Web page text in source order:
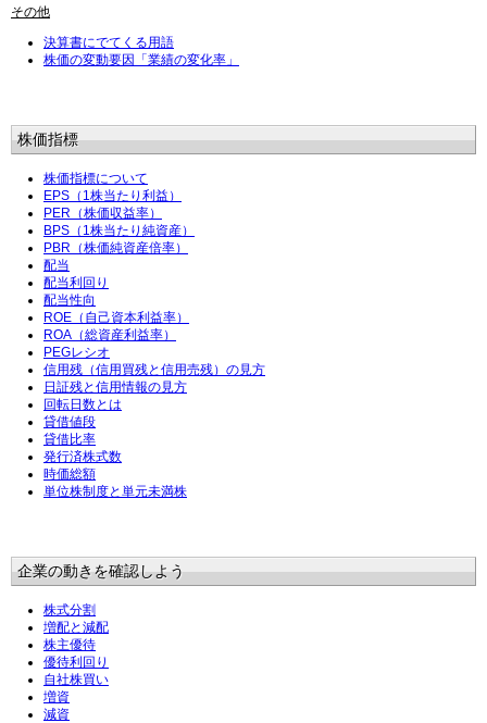
その他
決算書にでてくる用語
株価の変動要因「業績の変化率」
株価指標
株価指標について
EPS（1株当たり利益）
PER（株価収益率）
BPS（1株当たり純資産）
PBR（株価純資産倍率）
配当
配当利回り
配当性向
ROE（自己資本利益率）
ROA（総資産利益率）
PEGレシオ
信用残（信用買残と信用売残）の見方
日証残と信用情報の見方
回転日数とは
貸借値段
貸借比率
発行済株式数
時価総額
単位株制度と単元未満株
企業の動きを確認しよう
株式分割
増配と減配
株主優待
優待利回り
自社株買い
増資
減資